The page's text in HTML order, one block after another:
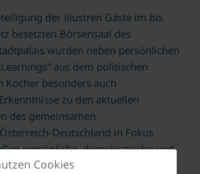
der illustren Gäste im bis
besetzten Börsensaal des
wurden neben persönlichen
aus dem politischen
Kocher besonders auch
zu den aktuellen
des gemeinsamen
Deutschland in Fokus
persönliche, demokratische und
in Europa, die man in anderen
Cookies